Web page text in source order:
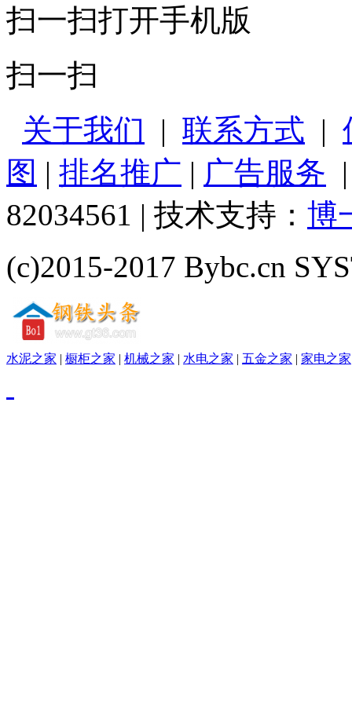
扫一扫打开手机版
扫一扫
关于我们 | 联系方式 |
图 | 排名推广 | 广告服务
82034561 | 技术支持： 博
(c)2015-2017 Bybc.cn
水泥之家 | 橱柜之家 | 机械之家 | 水电之家 | 五金之家 | 家电之家